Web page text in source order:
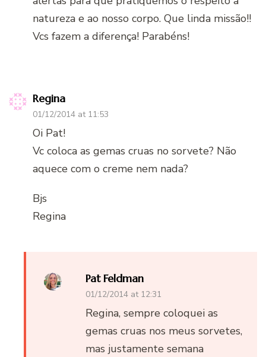
natureza e ao nosso corpo. Que linda missão!!
Vcs fazem a diferença! Parabéns!
Regina
01/12/2014 at 11:53
Oi Pat!
Vc coloca as gemas cruas no sorvete? Não
aquece com o creme nem nada?
Bjs
Regina
Pat Feldman
01/12/2014 at 12:31
Regina, sempre coloquei as
gemas cruas nos meus sorvetes,
mas justamente semana